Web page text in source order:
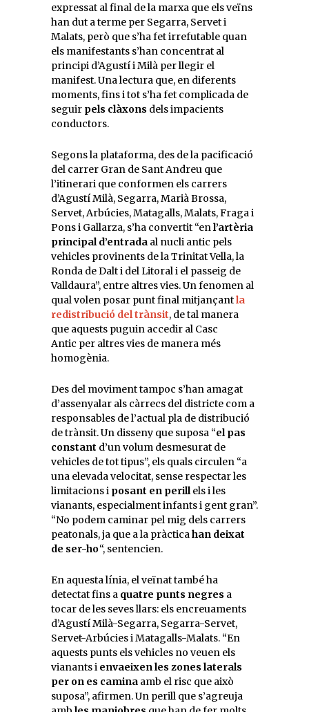
expressat al final de la marxa que els veïns
han dut a terme per Segarra, Servet i
Malats, però que s’ha fet irrefutable quan
els manifestants s’han concentrat al
principi d’Agustí i Milà per llegir el
manifest. Una lectura que, en diferents
moments, fins i tot s’ha fet complicada de
seguir pels clàxons dels impacients
conductors.
Segons la plataforma, des de la pacificació
del carrer Gran de Sant Andreu que
l’itinerari que conformen els carrers
d’Agustí Milà, Segarra, Marià Brossa,
Servet, Arbúcies, Matagalls, Malats, Fraga i
Pons i Gallarza, s’ha convertit “enl’artèria
principal d’entrada al nucli antic pels
vehicles provinents de la Trinitat Vella, la
Ronda de Dalt i del Litoral i el passeig de
Valldaura”, entre altres vies. Un fenomen al
qual volen posar punt final mitjançantla
redistribució del trànsit, de tal manera
que aquests puguin accedir al Casc
Antic per altres vies de manera més
homogènia.
Des del moviment tampoc s’han amagat
d’assenyalar als càrrecs del districte com a
responsables de l’actual pla de distribució
de trànsit. Un disseny que suposa “el pas
constant d’un volum desmesurat de
vehicles de tot tipus”, els quals circulen “a
una elevada velocitat, sense respectar les
limitacions i posant en perillels i les
vianants, especialment infants i gent gran”.
“No podem caminar pel mig dels carrers
peatonals, ja que a la pràcticahan deixat
de ser-ho“, sentencien.
En aquesta línia, el veïnat també ha
detectat fins a quatre punts negres a
tocar de les seves llars: els encreuaments
d’Agustí Milà-Segarra, Segarra-Servet,
Servet-Arbúcies i Matagalls-Malats. “En
aquests punts els vehicles no veuen els
vianants i envaeixen les zones laterals
per on es camina amb el risc que això
suposa”, afirmen. Un perill que s’agreuja